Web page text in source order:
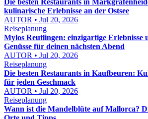
Die besten Restaurants in
kulinarische Erlebnisse an der Ostsee
AUTOR • Jul 20, 2026
Reiseplanung
Mylos Reutlingen: einzigartige Erlebnisse
Genüsse für deinen nächsten Abend
AUTOR • Jul 20, 2026
Reiseplanung
Die besten Restaurants in Kaufbeuren:
für jeden Geschmack
AUTOR • Jul 20, 2026
Reiseplanung
Wann ist die Mandelblüte auf Mallorca?